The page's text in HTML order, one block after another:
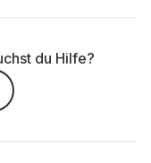
du Hilfe?